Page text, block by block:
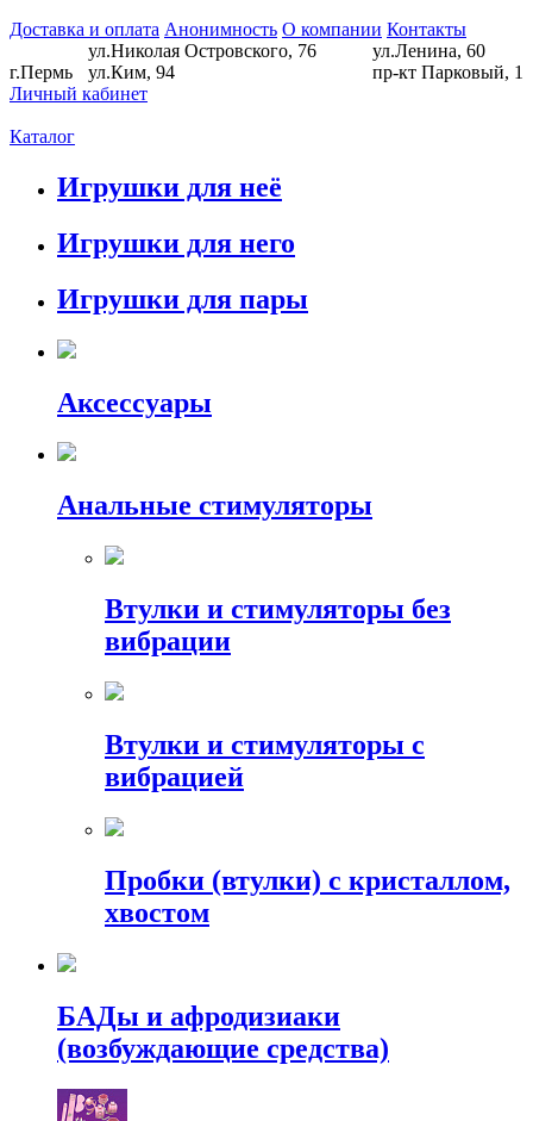
Доставка и оплата Анонимность О компании Контакты
г.Пермь
ул.Николая Островского, 76
ул.Ким, 94
ул.Ленина, 60
пр-кт Парковый, 1
Личный кабинет
Каталог
Игрушки для неё
Игрушки для него
Игрушки для пары
Аксессуары
Анальные стимуляторы
Втулки и стимуляторы без
вибрации
Втулки и стимуляторы с
вибрацией
Пробки (втулки) с кристаллом,
хвостом
БАДы и афродизиаки
(возбуждающие средства)